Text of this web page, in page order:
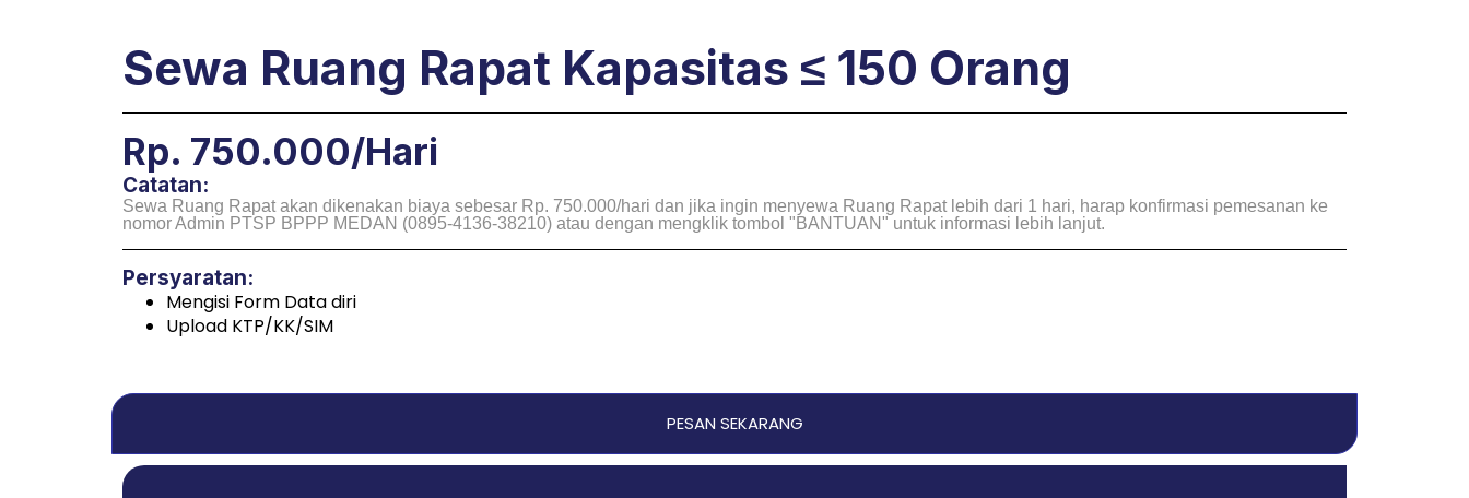
Sewa Ruang Rapat Kapasitas ≤ 150 Orang
Rp. 750.000/hari
Catatan:
Sewa Ruang Rapat akan dikenakan biaya sebesar Rp. 750.000/hari dan jika ingin menyewa Ruang Rapat lebih dari 1 hari, harap konfirmasi pemesanan ke
nomor Admin PTSP BPPP MEDAN (0895-4136-38210) atau dengan mengklik tombol "BANTUAN" untuk informasi lebih lanjut.
Persyaratan:
Mengisi Form Data diri
Upload KTP/KK/SIM
PESAN SEKARANG